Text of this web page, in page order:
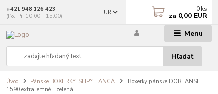
Menu
EUR
Hľadať
+421 948 126 423
(Po.-Pi. 10.00 - 15.00)
0 ks
za 0,00 EUR
Úvod Pánske BOXERKY, SLIPY, TANGÁ
Boxerky pánske DOREANSE
1590 extra jemné L zelená